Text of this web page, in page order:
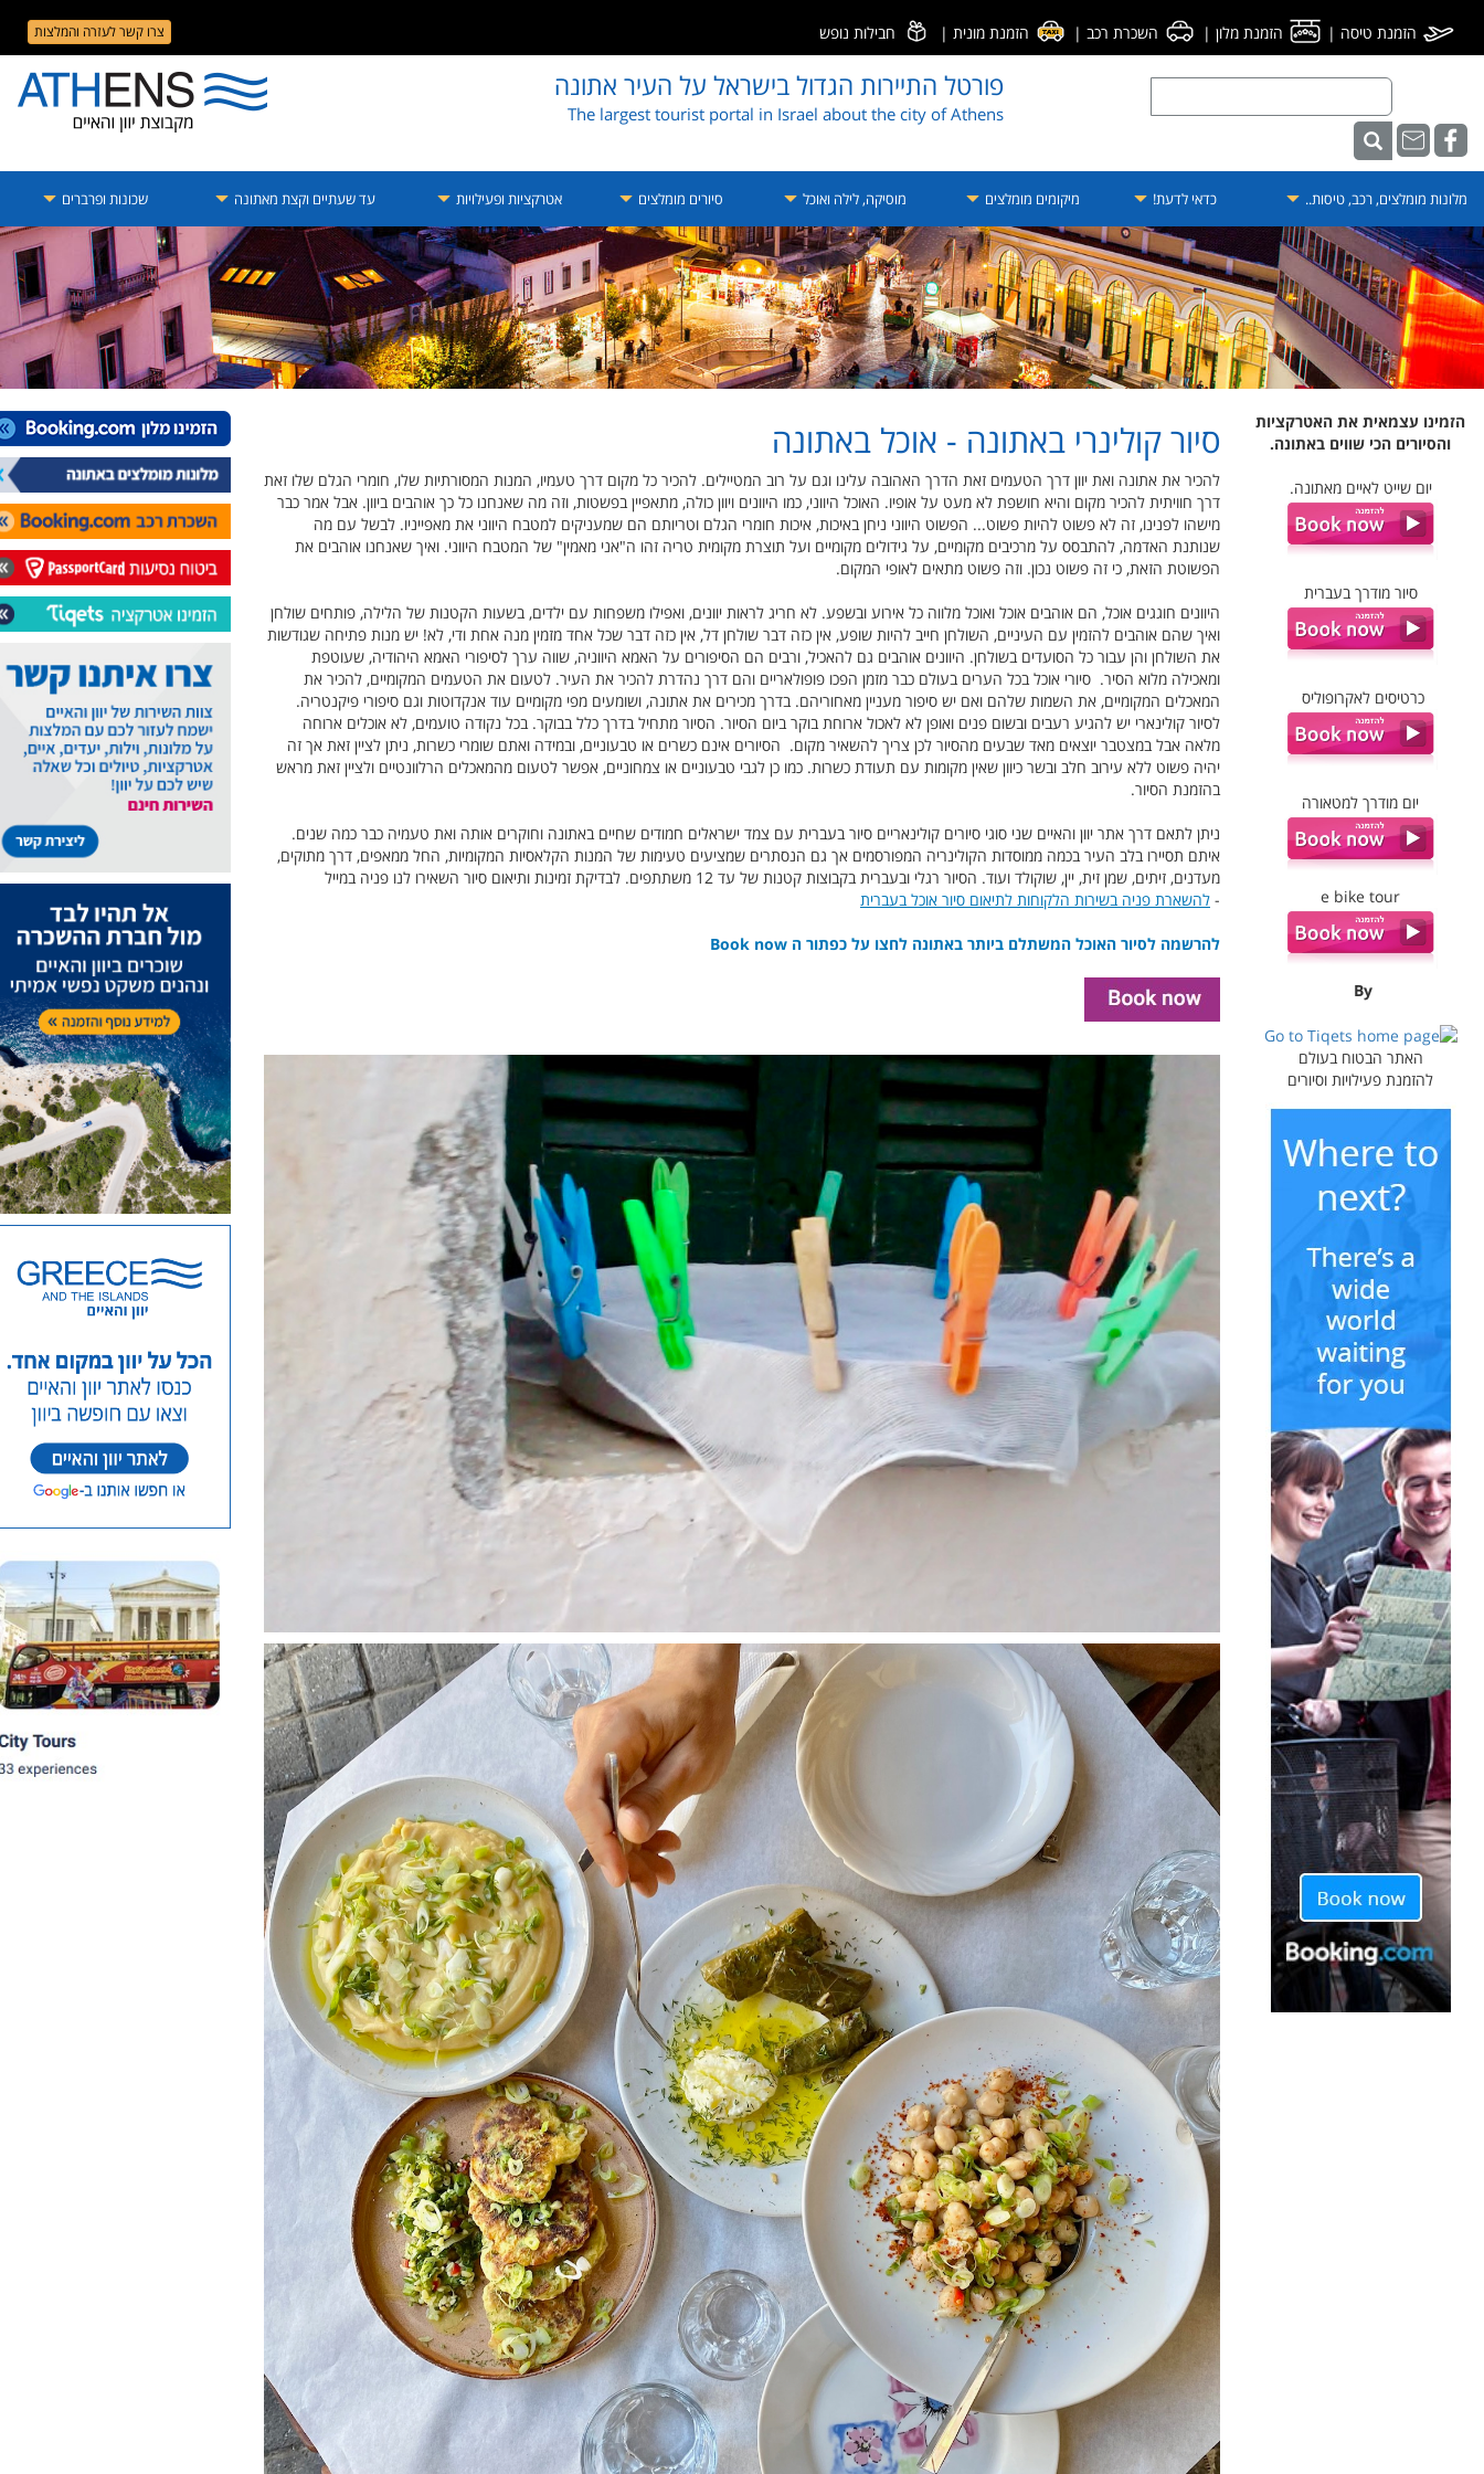
הזמנת טיסה | הזמנת מלון | השכרת רכב | הזמנת מונית | חבילות נופש צרו קשר לעזרה והמלצות
פורטל התיירות הגדול בישראל על העיר אתונה
The largest tourist portal in Israel about the city of Athens
מלונות מומלצים, רכב, טיסות.. כדאי לדעת! מיקומים מומלצים מוסיקה, לילה ואוכל סיורים מומלצים אטרקציות ופעילויות עד שעתיים וקצת מאתונה שכונות ופרברים
הזמינו עצמאית את האטרקציות
והסיורים הכי שווים באתונה.
יום שייט לאיים מאתונה.
סיור מודרך בעברית
כרטיסים לאקרופוליס
יום מודרך למטאורה
e bike tour
By
האתר הבטוח בעולם
להזמנת פעילויות וסיורים
סיור קולינרי באתונה - אוכל באתונה
להכיר את אתונה ואת יוון דרך הטעמים זאת הדרך האהובה עלינו וגם על רוב המטיילים. להכיר כל מקום דרך טעמיו, המנות המסורתיות שלו, חומרי הגלם שלו זאת
דרך חוויתית להכיר מקום והיא חושפת לא מעט על אופיו. האוכל היווני, כמו היוונים ויוון כולה, מתאפיין בפשטות, וזה מה שאנחנו כל כך אוהבים ביוון. אבל אמר כבר
מישהו לפנינו, זה לא פשוט להיות פשוט... הפשוט היווני ניחן באיכות, איכות חומרי הגלם וטריותם הם שמעניקים למטבח היווני את מאפייניו. לבשל עם מה
שנותנת האדמה, להתבסס על מרכיבים מקומיים, על גידולים מקומיים ועל תוצרת מקומית טריה זהו ה"אני מאמין" של המטבח היווני. ואיך שאנחנו אוהבים את
הפשוטת הזאת, כי זה פשוט נכון. וזה פשוט מתאים לאופי המקום.
היוונים חוגגים אוכל, הם אוהבים אוכל ואוכל מלווה כל אירוע ובשפע. לא חריג לראות יוונים, ואפילו משפחות עם ילדים, בשעות הקטנות של הלילה, פותחים שולחן
ואיך שהם אוהבים להזמין עם העיניים, השולחן חייב להיות שופע, אין כזה דבר שולחן דל, אין כזה דבר שכל אחד מזמין מנה אחת ודי, לא! יש מנות פתיחה שגודשות
את השולחן והן עבור כל הסועדים בשולחן. היוונים אוהבים גם להאכיל, ורבים הם הסיפורים על האמא היווניה, שווה ערך לסיפורי האמא היהודיה, שעוטפת
ומאכילה מלוא הסיר. סיורי אוכל בכל הערים בעולם כבר מזמן הפכו פופולאריים והם דרך נהדרת להכיר את העיר. לטעום את הטעמים המקומיים, להכיר את
המאכלים המקומיים, את השמות שלהם ואם יש סיפור מעניין מאחוריהם. בדרך מכירים את אתונה, ושומעים מפי מקומיים עוד אנקדוטות וגם סיפורי פיקנטריה.
לסיור קולינארי יש להגיע רעבים ובשום פנים ואופן לא לאכול ארוחת בוקר ביום הסיור. הסיור מתחיל בדרך כלל בבוקר. בכל נקודה טועמים, לא אוכלים ארוחה
מלאה אבל במצטבר יוצאים מאד שבעים מהסיור לכן צריך להשאיר מקום. הסיורים אינם כשרים או טבעוניים, ובמידה ואתם שומרי כשרות, ניתן לציין זאת אך זה
יהיה פשוט ללא עירוב חלב ובשר כיוון שאין מקומות עם תעודת כשרות. כמו כן לגבי טבעוניים או צמחוניים, אפשר לטעום מהמאכלים הרלוונטיים ולציין זאת מראש
בהזמנת הסיור.
ניתן לתאם דרך אתר יוון והאיים שני סוגי סיורים קולינאריים סיור בעברית עם צמד ישראלים חמודים שחיים באתונה וחוקרים אותה ואת טעמיה כבר כמה שנים.
איתם תסיירו בלב העיר בכמה ממוסדות הקולינריה המפורסמים אך גם הנסתרים שמציעים טעימות של המנות הקלאסיות המקומיות, החל ממאפים, דרך מתוקים,
מעדנים, זיתים, שמן זית, יין, שוקולד ועוד. הסיור רגלי ובעברית בקבוצות קטנות של עד 12 משתתפים. לבדיקת זמינות ותיאום סיור השאירו לנו פניה במייל
- להשארת פניה בשירות הלקוחות לתיאום סיור אוכל בעברית
להרשמה לסיור האוכל המשתלם ביותר באתונה לחצו על כפתור ה Book now